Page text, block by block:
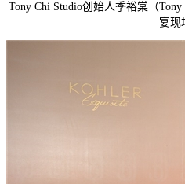
Tony Chi Studio创始人季裕棠（
宴现